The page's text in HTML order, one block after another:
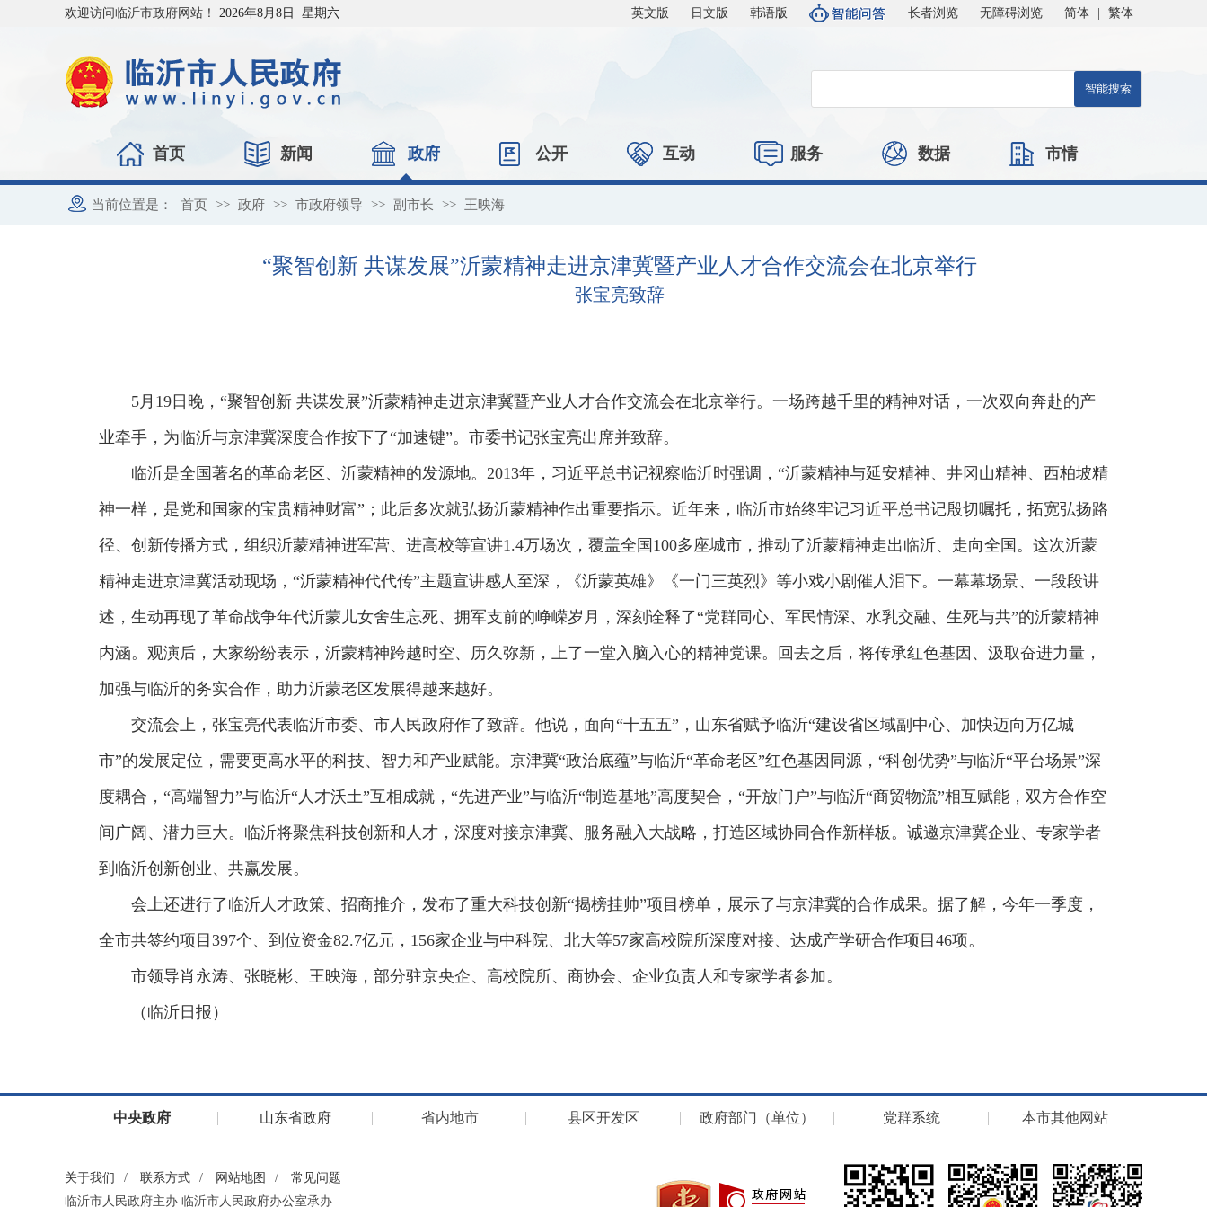
欢迎访问临沂市政府网站！ 2026年8月8日 星期六 英文版 日文版 韩语版 长者浏览 无障碍浏览 简体 繁体
首页 新闻 政府 公开 互动 服务 数据 市情
当前位置是： 首页 >> 政府 >> 市政府领导 >> 副市长 >> 王映海
“聚智创新 共谋发展”沂蒙精神走进京津冀暨产业人才合作交流会在北京举行
张宝亮致辞
5月19日晚，“聚智创新 共谋发展”沂蒙精神走进京津冀暨产业人才合作交流会在北京举行。一场跨越千里的精神对话，一次双向奔赴的产
业牵手，为临沂与京津冀深度合作按下了“加速键”。市委书记张宝亮出席并致辞。
临沂是全国著名的革命老区、沂蒙精神的发源地。2013年，习近平总书记视察临沂时强调，“沂蒙精神与延安精神、井冈山精神、西柏坡精
神一样，是党和国家的宝贵精神财富”；此后多次就弘扬沂蒙精神作出重要指示。近年来，临沂市始终牢记习近平总书记殷切嘱托，拓宽弘扬路
径、创新传播方式，组织沂蒙精神进军营、进高校等宣讲1.4万场次，覆盖全国100多座城市，推动了沂蒙精神走出临沂、走向全国。这次沂蒙
精神走进京津冀活动现场，“沂蒙精神代代传”主题宣讲感人至深，《沂蒙英雄》《一门三英烈》等小戏小剧催人泪下。一幕幕场景、一段段讲
述，生动再现了革命战争年代沂蒙儿女舍生忘死、拥军支前的峥嵘岁月，深刻诠释了“党群同心、军民情深、水乳交融、生死与共”的沂蒙精神
内涵。观演后，大家纷纷表示，沂蒙精神跨越时空、历久弥新，上了一堂入脑入心的精神党课。回去之后，将传承红色基因、汲取奋进力量，
加强与临沂的务实合作，助力沂蒙老区发展得越来越好。
交流会上，张宝亮代表临沂市委、市人民政府作了致辞。他说，面向“十五五”，山东省赋予临沂“建设省区域副中心、加快迈向万亿城
市”的发展定位，需要更高水平的科技、智力和产业赋能。京津冀“政治底蕴”与临沂“革命老区”红色基因同源，“科创优势”与临沂“平台场景”深
度耦合，“高端智力”与临沂“人才沃土”互相成就，“先进产业”与临沂“制造基地”高度契合，“开放门户”与临沂“商贸物流”相互赋能，双方合作空
间广阔、潜力巨大。临沂将聚焦科技创新和人才，深度对接京津冀、服务融入大战略，打造区域协同合作新样板。诚邀京津冀企业、专家学者
到临沂创新创业、共赢发展。
会上还进行了临沂人才政策、招商推介，发布了重大科技创新“揭榜挂帅”项目榜单，展示了与京津冀的合作成果。据了解，今年一季度，
全市共签约项目397个、到位资金82.7亿元，156家企业与中科院、北大等57家高校院所深度对接、达成产学研合作项目46项。
市领导肖永涛、张晓彬、王映海，部分驻京央企、高校院所、商协会、企业负责人和专家学者参加。
（临沂日报）
中央政府 山东省政府 省内地市 县区开发区 政府部门（单位） 党群系统 本市其他网站
关于我们 / 联系方式 / 网站地图 /
常见问题
临沂市人民政府主办 临沂市人民政府办公室承办